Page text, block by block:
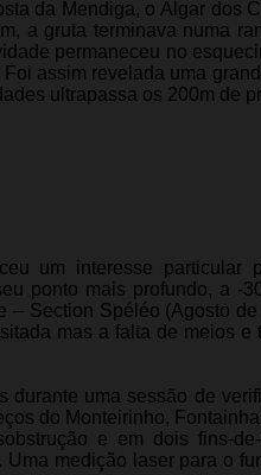
da Mendiga, o Algar dos
a gruta terminava numa
permaneceu no
assim revelada uma
ultrapassa os 200m de
um interesse particular
ponto mais profundo, a
Section Spéléo (Agosto
mas a falta de meios e
uma sessão de
do Monteirinho,
e em dois fins-
Uma medição laser para o